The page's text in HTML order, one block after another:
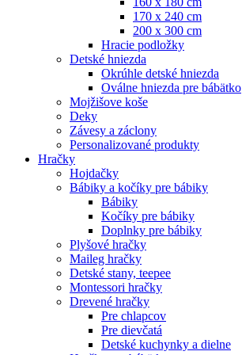
170 x 240 cm
200 x 300 cm
Hracie podložky
Detské hniezda
Okrúhle detské hniezda
Oválne hniezda pre bábätko
Mojžišove koše
Deky
Závesy a záclony
Personalizované produkty
Hračky
Hojdačky
Bábiky a kočíky pre bábiky
Bábiky
Kočíky pre bábiky
Doplnky pre bábiky
Plyšové hračky
Maileg hračky
Detské stany, teepee
Montessori hračky
Drevené hračky
Pre chlapcov
Pre dievčatá
Detské kuchynky a dielne